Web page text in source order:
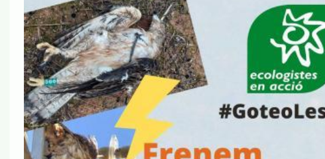
La
nostra
visió
des
del
territori